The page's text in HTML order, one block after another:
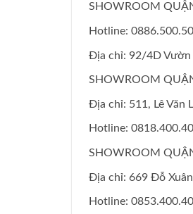
SHOWROOM
Hotline:
Địa chỉ: 92/4D Vườn
SHOWROOM
Địa chỉ: 511, Lê Văn
Hotline:
SHOWROOM
Địa chỉ: 669 Đỗ
Hotline: